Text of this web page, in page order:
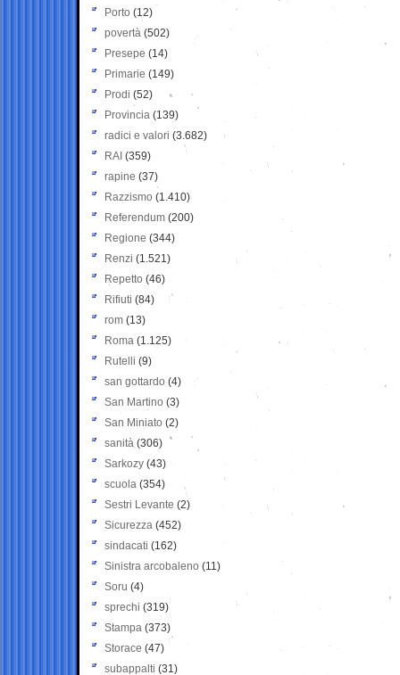
Porto (12)
povertà (502)
Presepe (14)
Primarie (149)
Prodi (52)
Provincia (139)
radici e valori (3.682)
RAI (359)
rapine (37)
Razzismo (1.410)
Referendum (200)
Regione (344)
Renzi (1.521)
Repetto (46)
Rifiuti (84)
rom (13)
Roma (1.125)
Rutelli (9)
san gottardo (4)
San Martino (3)
San Miniato (2)
sanità (306)
Sarkozy (43)
scuola (354)
Sestri Levante (2)
Sicurezza (452)
sindacati (162)
Sinistra arcobaleno (11)
Soru (4)
sprechi (319)
Stampa (373)
Storace (47)
subappalti (31)